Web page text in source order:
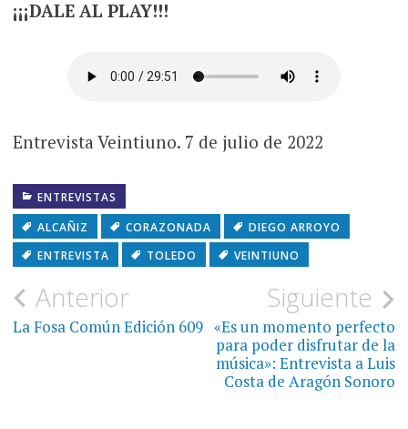
¡¡¡DALE AL PLAY!!!
Entrevista Veintiuno. 7 de julio de 2022
ENTREVISTAS
ALCAÑIZ
CORAZONADA
DIEGO ARROYO
ENTREVISTA
TOLEDO VEINTIUNO
Navegación
de
Anterior
La Fosa Común Edición 609
Siguiente
«Es un momento perfecto
para poder disfrutar de la
música»: Entrevista a Luis
Costa de Aragón Sonoro